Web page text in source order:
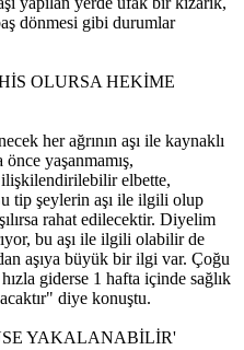
dönmesi gibi durumlar
OLURSA HEKİME
her ağrının aşı ile kaynaklı
yaşanmamış,
elbette,
tip şeylerin aşı ile ilgili olup
rahat edilecektir. Diyelim
bu aşı ile ilgili olabilir de
aşıya büyük bir ilgi var. Çoğu
giderse 1 hafta içinde sağlık
diye konuştu.
YAKALANABİLİR'